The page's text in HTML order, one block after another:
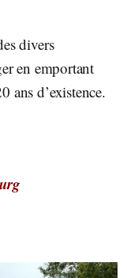
divers
en emportant
ans d’existence.